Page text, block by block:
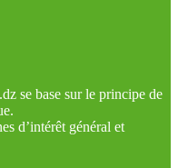
se base sur le principe de
d’intérêt général et